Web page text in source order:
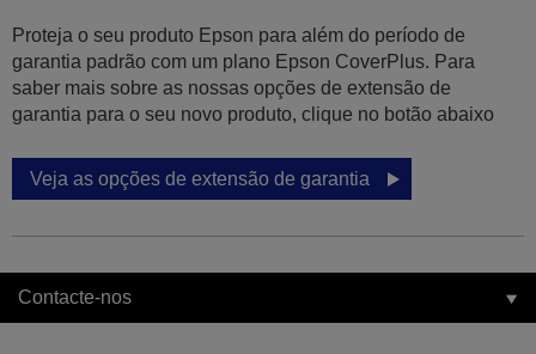
Proteja o seu produto Epson para além do período de
garantia padrão com um plano Epson CoverPlus. Para
saber mais sobre as nossas opções de extensão de
garantia para o seu novo produto, clique no botão abaixo
Veja as opções de extensão de garantia
Contacte-nos